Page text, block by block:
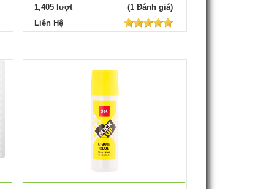
1,405 lượt
(1 Đánh giá)
Liên Hệ